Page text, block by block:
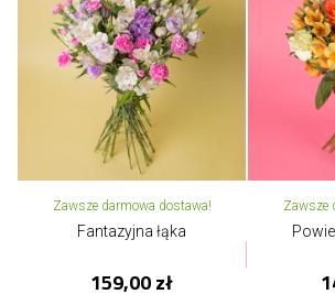
Zawsze darmowa dostawa!
Fantazyjna łąka
159,00 zł
Zawsze